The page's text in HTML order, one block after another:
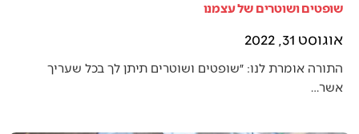
שופטים ושוטרים של עצמנו
אוגוסט 31, 2022
התורה אומרת לנו: ״שופטים ושוטרים תיתן לך בכל שעריך
אשר…